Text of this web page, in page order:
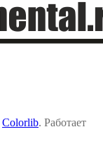
Colorlib. Работает